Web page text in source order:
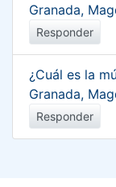
Granada,
Responder
¿Cuál es la
Granada,
Responder